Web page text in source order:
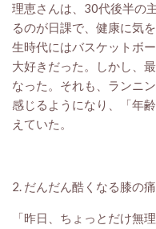
理恵さんは、30代後半の
るのが日課で、健康に気
生時代にはバスケットボ
大好きだった。しかし、
なった。それも、ランニ
感じるようになり、「年
えていた。
2. だんだん酷くなる膝の
「昨日、ちょっとだけ無